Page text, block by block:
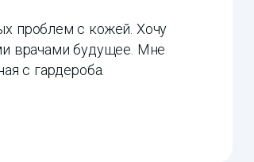
проблем с кожей. Хочу
врачами будущее. Мне
с гардероба.